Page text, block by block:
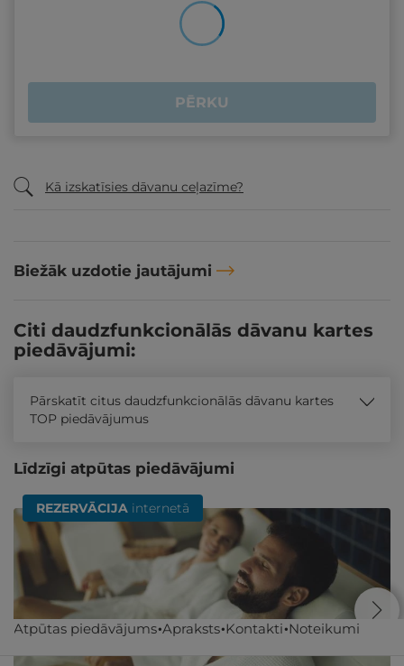
PĒRKU
Kā izskatīsies dāvanu ceļazīme?
Biežāk uzdotie jautājumi
Atpūtas piedāvājums Apraksts Kontakti Noteikumi
Citi daudzfunkcionālās dāvanu kartes
piedāvājumi:
Pārskatīt citus daudzfunkcionālās dāvanu kartes
TOP piedāvājumus
Līdzīgi atpūtas piedāvājumi
REZERVĀCIJA internetā